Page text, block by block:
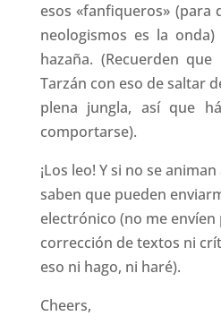
esos «fanfiqueros» (para
neologismos es la
hazaña. (Recuerden
Tarzán con eso de saltar
plena jungla, así que
comportarse).
¡Los leo! Y si no se
saben que pueden
electrónico (no me envíen
corrección de textos ni
eso ni hago, ni haré).
Cheers,